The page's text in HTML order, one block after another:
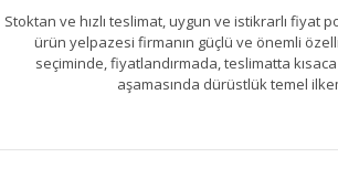
Stoktan ve hızlı teslimat, uygun ve istikrarlı fiyat
ürün yelpazesi firmanın güçlü ve önemli
seçiminde, fiyatlandırmada, teslimatta
aşamasında dürüstlük temel